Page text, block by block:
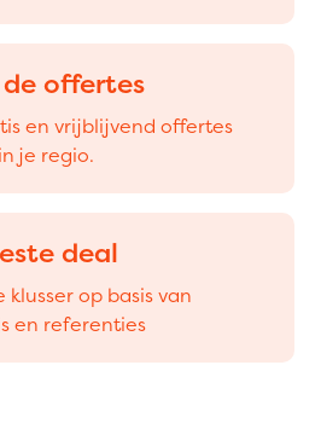
offertes
en vrijblijvend offertes
je regio.
deal
klusser op basis van
en referenties